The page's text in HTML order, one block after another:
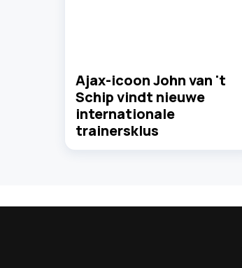
Ajax-icoon John van 't
Schip vindt nieuwe
internationale
trainersklus